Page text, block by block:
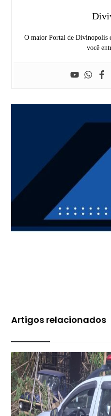
O maior Portal de Divinopolis
você
Artigos relacionados